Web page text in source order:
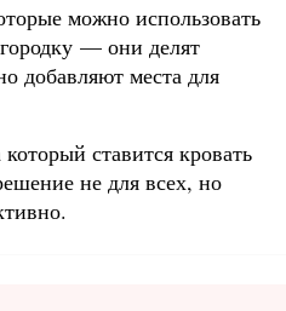
можно использовать
— они делят
добавляют места для
ставится кровать
не для всех, но